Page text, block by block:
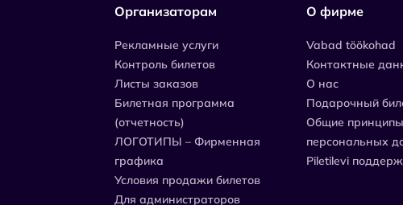
Организаторам
Рекламные услуги
Контроль билетов
Листы заказов
Билетная программа
(отчетность)
ЛОГОТИПЫ – Фирменная
графика
Условия продажи билетов
Для администраторов
О фирме
Vabad töökohad
Контактные
О нас
Подарочный
Общие
персональных
Piletilevi